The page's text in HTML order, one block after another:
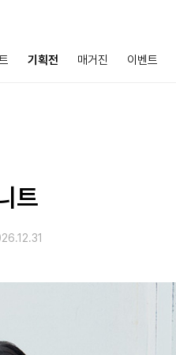
기획전 매거진 이벤트
트